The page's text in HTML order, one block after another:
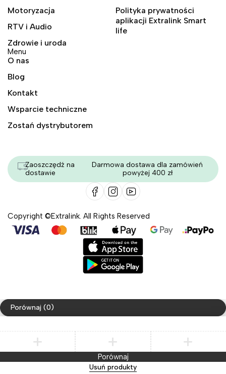
Motoryzacja
RTV i Audio
Zdrowie i uroda
Polityka prywatności
aplikacji Extralink Smart
life
Menu
O nas
Blog
Kontakt
Wsparcie techniczne
Zostań dystrybutorem
Zaoszczędź na
dostawie
Darmowa dostawa dla zamówień
powyżej 400 zł
Copyright ©Extralink. All Rights Reserved
Porównaj (0)
Porównaj
Usuń produkty